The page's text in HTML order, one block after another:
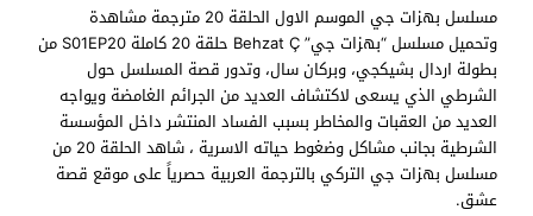
مسلسل بهزات جي الموسم الاول الحلقة 20 مترجمة مشاهدة
وتحميل مسلسل “بهزات جي” Behzat Ç حلقة 20 كاملة S01EP20 من
بطولة اردال بشيكجي، وبركان سال، وتدور قصة المسلسل حول
الشرطي الذي يسعى لاكتشاف العديد من الجرائم الغامضة ويواجه
العديد من العقبات والمخاطر بسبب الفساد المنتشر داخل المؤسسة
الشرطية بجانب مشاكل وضغوط حياته الاسرية ، شاهد الحلقة 20 من
مسلسل بهزات جي التركي بالترجمة العربية حصرياً على موقع قصة
عشق.